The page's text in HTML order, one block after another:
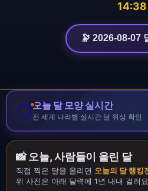
14:38
🔭 2026-08-07
🌕오늘 달 모양 실시간
전 세계 나라별 실시간 달 위상 확인
📸 오늘, 사람들이 올린 달
직접 찍은 달을 올리면 오늘의 달 랭킹
위 사진은 아래 달력에 1년 내내 걸려